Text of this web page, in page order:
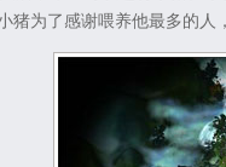
猪为了感谢喂养他最多的人